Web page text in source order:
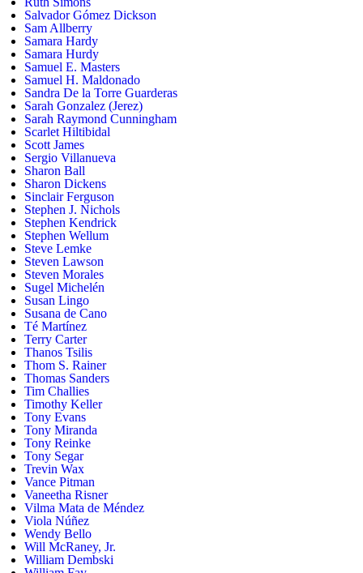
Salvador Gómez Dickson
Sam Allberry
Samara Hardy
Samara Hurdy
Samuel E. Masters
Samuel H. Maldonado
Sandra De la Torre Guarderas
Sarah Gonzalez (Jerez)
Sarah Raymond Cunningham
Scarlet Hiltibidal
Scott James
Sergio Villanueva
Sharon Ball
Sharon Dickens
Sinclair Ferguson
Stephen J. Nichols
Stephen Kendrick
Stephen Wellum
Steve Lemke
Steven Lawson
Steven Morales
Sugel Michelén
Susan Lingo
Susana de Cano
Té Martínez
Terry Carter
Thanos Tsilis
Thom S. Rainer
Thomas Sanders
Tim Challies
Timothy Keller
Tony Evans
Tony Miranda
Tony Reinke
Tony Segar
Trevin Wax
Vance Pitman
Vaneetha Risner
Vilma Mata de Méndez
Viola Núñez
Wendy Bello
Will McRaney, Jr.
William Dembski